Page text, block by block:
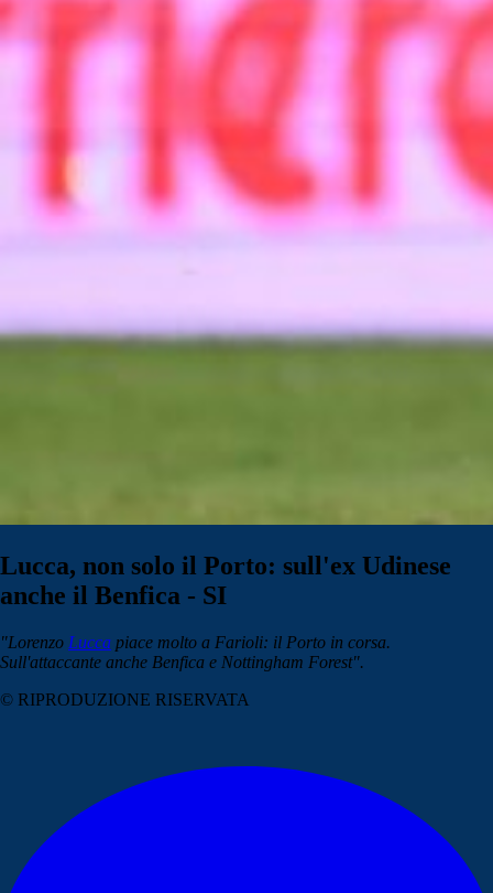
Lucca, non solo il Porto: sull'ex Udinese
anche il Benfica - SI
"Lorenzo Lucca piace molto a Farioli: il Porto in corsa.
Sull'attaccante anche Benfica e Nottingham Forest".
© RIPRODUZIONE RISERVATA